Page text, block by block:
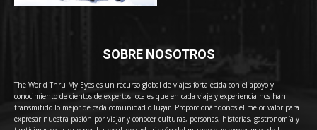
SOBRE NOSOTROS
The World Thru My Eyes es un recurso global de viajes fortalecida con el apoyo y
conocimiento de cientos de expertos locales que en cada viaje y experiencia nos han
transmitido lo mejor de cada comunidad o lugar. Proporcionándonos el mejor valor para
expresar nuestra pasión por viajar y conocer culturas, personas, historias, gastronomía y